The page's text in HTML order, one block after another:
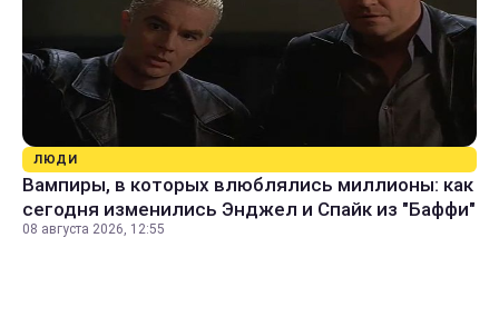
ЛЮДИ
Вампиры, в которых влюблялись миллионы: как
сегодня изменились Энджел и Спайк из "Баффи"
08 августа 2026, 12:55